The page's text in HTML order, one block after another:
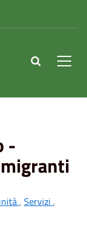
site.searc
-
, Servizi ,